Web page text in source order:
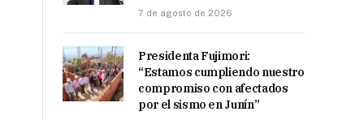
7 de agosto de 2026
Presidenta Fujimori:
“Estamos cumpliendo nuestro
compromiso con afectados
por el sismo en Junín”